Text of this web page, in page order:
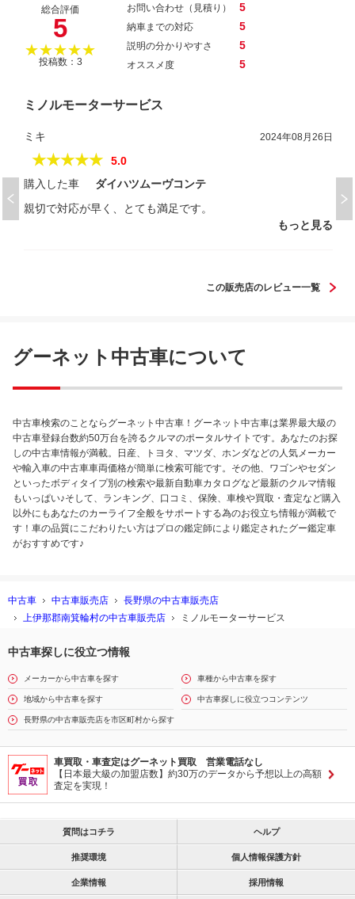
総合評価
5
★★★★★
投稿数：3
お問い合わせ（見積り） 5
納車までの対応 5
説明の分かりやすさ 5
オススメ度 5
ミノルモーターサービス
ミキ 2024年08月26日
★★★★★
5.0
購入した車
ダイハツムーヴコンテ
親切で対応が早く、とても満足です。
もっと見る
この販売店のレビュー一覧
グーネット中古車について
中古車検索のことならグーネット中古車！グーネット中古車は業界最大級の
中古車登録台数約50万台を誇るクルマのポータルサイトです。あなたのお探
しの中古車情報が満載。日産、トヨタ、マツダ、ホンダなどの人気メーカー
や輸入車の中古車車両価格が簡単に検索可能です。その他、ワゴンやセダン
といったボディタイプ別の検索や最新自動車カタログなど最新のクルマ情報
もいっぱい♪そして、ランキング、口コミ、保険、車検や買取・査定など購入
以外にもあなたのカーライフ全般をサポートする為のお役立ち情報が満載で
す！車の品質にこだわりたい方はプロの鑑定師により鑑定されたグー鑑定車
がおすすめです♪
中古車 中古車販売店
長野県の中古車販売店
上伊那郡南箕輪村の中古車販売店
ミノルモーターサービス
中古車探しに役立つ情報
メーカーから中古車を探す 車種から中古車を探す
地域から中古車を探す 中古車探しに役立つコンテンツ
長野県の中古車販売店を市区町村から探す
車買取・車査定はグーネット買取 営業電話なし
【日本最大級の加盟店数】約30万のデータから予想以上の高額
査定を実現！
質問はコチラ ヘルプ
推奨環境 個人情報保護方針
企業情報 採用情報